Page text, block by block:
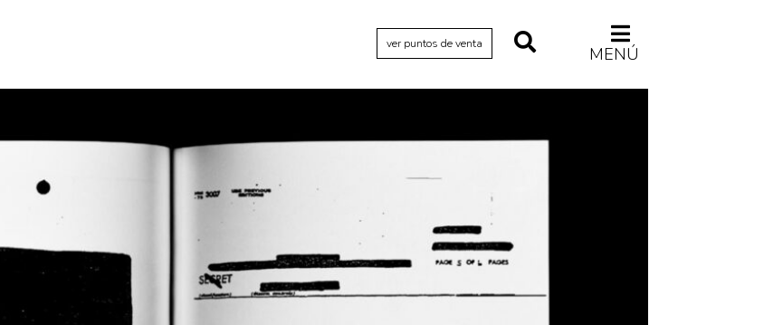
ver puntos de venta MENÚ
portátil de la literatura
Literatura
Narrativas visuales
Pensamiento